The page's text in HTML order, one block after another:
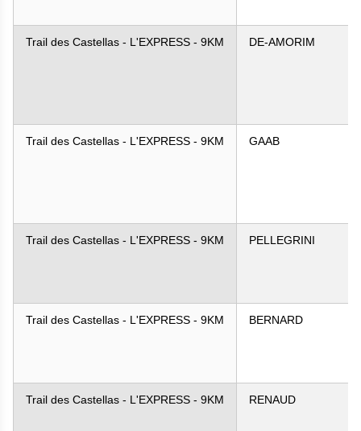
Trail des Castellas - L'EXPRESS - 9KM DE-AMORIM
Trail des Castellas - L'EXPRESS - 9KM GAAB
Trail des Castellas - L'EXPRESS - 9KM PELLEGRINI
Trail des Castellas - L'EXPRESS - 9KM BERNARD
Trail des Castellas - L'EXPRESS - 9KM RENAUD